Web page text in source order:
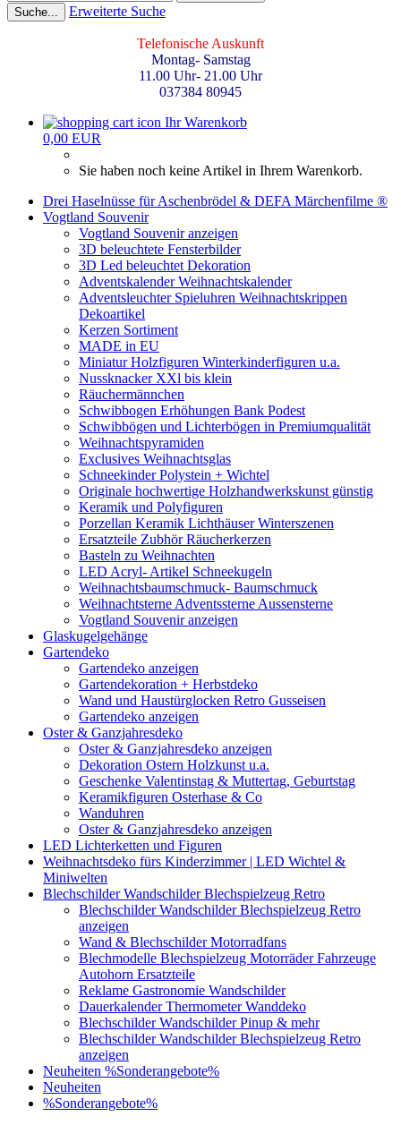
Suche... Erweiterte Suche
Telefonische Auskunft
Montag- Samstag
11.00 Uhr- 21.00 Uhr
037384 80945
Ihr Warenkorb
0,00 EUR
Sie haben noch keine Artikel in Ihrem Warenkorb.
Drei Haselnüsse für Aschenbrödel & DEFA Märchenfilme ®
Vogtland Souvenir
Vogtland Souvenir anzeigen
3D beleuchtete Fensterbilder
3D Led beleuchtet Dekoration
Adventskalender Weihnachtskalender
Adventsleuchter Spieluhren Weihnachtskrippen
Dekoartikel
Kerzen Sortiment
MADE in EU
Miniatur Holzfiguren Winterkinderfiguren u.a.
Nussknacker XXl bis klein
Räuchermännchen
Schwibbogen Erhöhungen Bank Podest
Schwibbögen und Lichterbögen in Premiumqualität
Weihnachtspyramiden
Exclusives Weihnachtsglas
Schneekinder Polystein + Wichtel
Originale hochwertige Holzhandwerkskunst günstig
Keramik und Polyfiguren
Porzellan Keramik Lichthäuser Winterszenen
Ersatzteile Zubhör Räucherkerzen
Basteln zu Weihnachten
LED Acryl- Artikel Schneekugeln
Weihnachtsbaumschmuck- Baumschmuck
Weihnachtsterne Adventssterne Aussensterne
Vogtland Souvenir anzeigen
Glaskugelgehänge
Gartendeko
Gartendeko anzeigen
Gartendekoration + Herbstdeko
Wand und Haustürglocken Retro Gusseisen
Gartendeko anzeigen
Oster & Ganzjahresdeko
Oster & Ganzjahresdeko anzeigen
Dekoration Ostern Holzkunst u.a.
Geschenke Valentinstag & Muttertag, Geburtstag
Keramikfiguren Osterhase & Co
Wanduhren
Oster & Ganzjahresdeko anzeigen
LED Lichterketten und Figuren
Weihnachtsdeko fürs Kinderzimmer | LED Wichtel &
Miniwelten
Blechschilder Wandschilder Blechspielzeug Retro
Blechschilder Wandschilder Blechspielzeug Retro
anzeigen
Wand & Blechschilder Motorradfans
Blechmodelle Blechspielzeug Motorräder Fahrzeuge
Autohorn Ersatzteile
Reklame Gastronomie Wandschilder
Dauerkalender Thermometer Wanddeko
Blechschilder Wandschilder Pinup & mehr
Blechschilder Wandschilder Blechspielzeug Retro
anzeigen
Neuheiten %Sonderangebote%
Neuheiten
%Sonderangebote%